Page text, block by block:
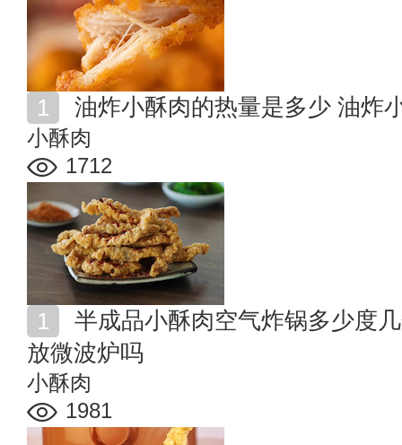
油炸小酥肉的热量是多少 油炸
小酥肉
1712
放微波炉吗
小酥肉
1981